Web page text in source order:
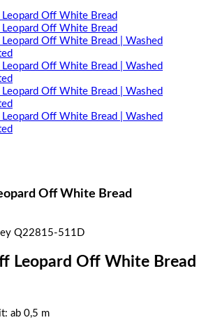
Off White Bread
Q22815-511D
Leopard Off White Bread
ab 0,5 m